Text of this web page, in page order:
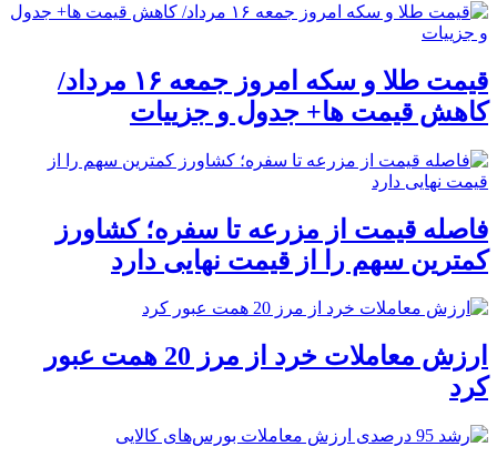
قیمت طلا و سکه امروز جمعه ۱۶ مرداد/
کاهش قیمت ها+ جدول و جزییات
فاصله قیمت از مزرعه تا سفره؛ کشاورز
کمترین سهم را از قیمت نهایی دارد
ارزش معاملات خرد از مرز 20 همت عبور
کرد